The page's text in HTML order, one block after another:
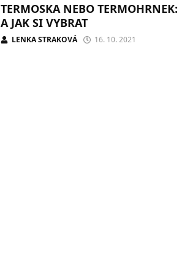
TERMOSKA NEBO
A JAK SI VYBRAT
LENKA STRAKOVÁ 16. 10. 2021